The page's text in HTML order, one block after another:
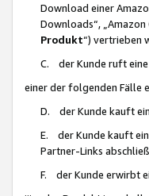
Download einer
Downloads“, „Amazon
Produkt“) vertrieben
C. der Kunde ruft eine
einer der folgenden Fälle
D. der Kunde kauft
E. der Kunde kauft ein
Partner-Links
F. der Kunde erwirbt